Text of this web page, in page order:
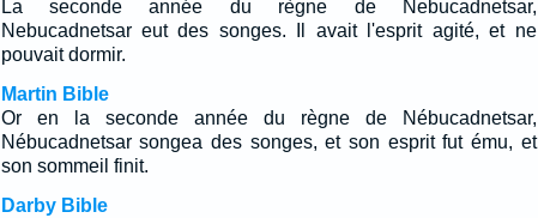
La seconde année du règne de Nebucadnetsar,
Nebucadnetsar eut des songes. Il avait l'esprit agité, et ne
pouvait dormir.
Martin Bible
Or en la seconde année du règne de Nébucadnetsar,
Nébucadnetsar songea des songes, et son esprit fut ému, et
son sommeil finit.
Darby Bible